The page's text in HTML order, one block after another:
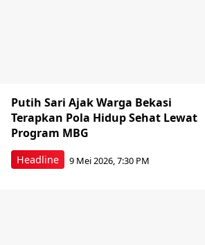
Headline
Putih Sari Ajak Warga Bekasi
Terapkan Pola Hidup Sehat Lewat
Program MBG
9 Mei 2026, 7:30 PM